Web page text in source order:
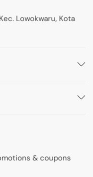
Lowokwaru, Kota
& coupons